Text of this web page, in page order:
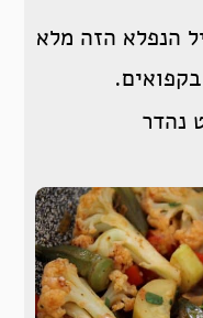
הנפלא הזה מלא
נהדר